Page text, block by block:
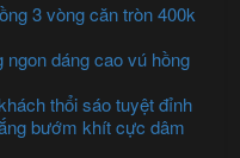
3 vòng căn tròn 400k
ngon dáng cao vú hồng
thổi sáo tuyệt đỉnh
bướm khít cực dâm